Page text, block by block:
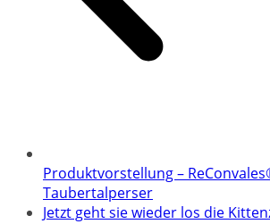
Produktvorstellung –
Taubertalperser
Jetzt geht sie wieder los die